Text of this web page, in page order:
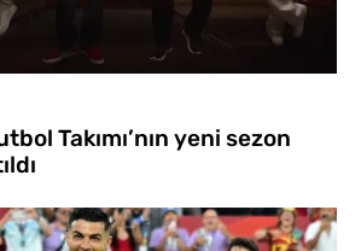
Takımı’nın yeni sezon